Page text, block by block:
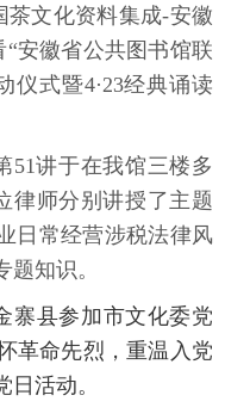
茶文化资料集成-安徽
安徽省公共图书馆联
仪式暨4·23经典诵读
51讲于在我馆三楼多
律师分别讲授了主题
日常经营涉税法律风
知识。
寨县参加市文化委党
革命先烈，重温入党
活动。